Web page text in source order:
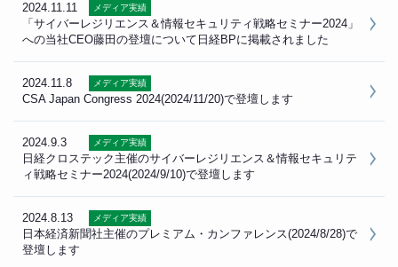
2024.11.11 メディア実績
「サイバーレジリエンス＆情報セキュリティ戦略セミナー2024」
への当社CEO藤田の登壇について日経BPに掲載されました
2024.11.8 メディア実績
CSA Japan Congress 2024(2024/11/20)で登壇します
2024.9.3 メディア実績
日経クロステック主催のサイバーレジリエンス＆情報セキュリテ
ィ戦略セミナー2024(2024/9/10)で登壇します
2024.8.13 メディア実績
日本経済新聞社主催のプレミアム・カンファレンス(2024/8/28)で
登壇します